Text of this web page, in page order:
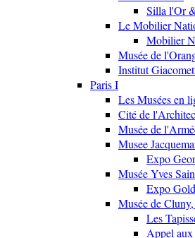
Silla l'Or
Le Mobilier
Mobilier
Musée de
Institut
Paris I
Les Musées en
Cité de
Musée de
Musee
Expo
Musée Yves
Expo
Musée de
Les
Appel aux